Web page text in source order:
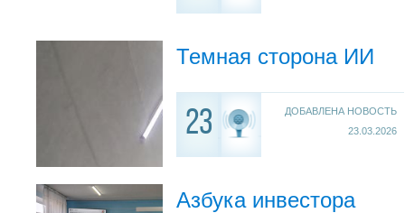
Темная сторона ИИ
23
ДОБАВЛЕНА НОВОСТЬ
23.03.2026
Азбука инвестора